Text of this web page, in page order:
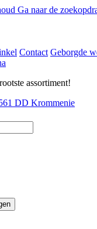
Ga naar de
Contact Geborgde
assortiment!
DD Krommenie